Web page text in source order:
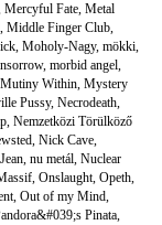
Mercyful Fate, Metal
, Middle Finger Club,
, Moholy-Nagy, mökki,
, morbid angel,
Mutiny Within, Mystery
Pussy, Necrodeath,
, Nemzetközi Törülköző
, Nick Cave,
, nu metál, Nuclear
, Onslaught, Opeth,
, Out of my Mind,
Pinata,